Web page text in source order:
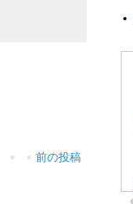
前の投稿